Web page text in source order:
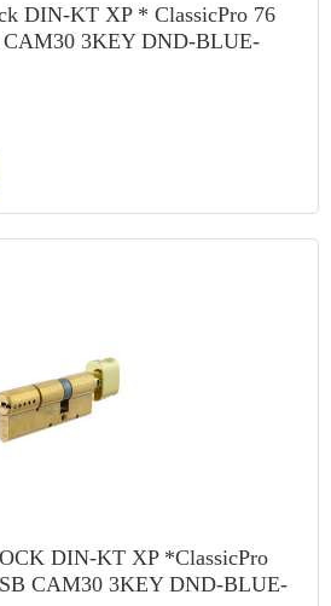
DIN-KT XP * ClassicPro 76
CAM30 3KEY DND-BLUE-
DIN-KT XP *ClassicPro
CAM30 3KEY DND-BLUE-